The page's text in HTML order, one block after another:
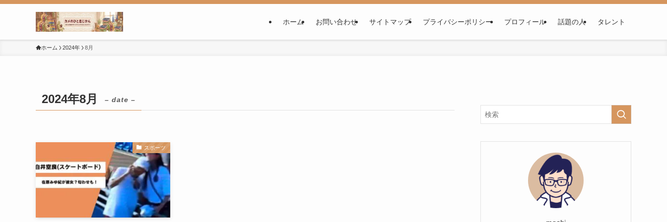
ホーム お問い合わせ サイトマップ プライバシーポリシー プロフィール 話題の人 タレント
ホーム 2024年 8月
2024年8月 – date –
スポーツ